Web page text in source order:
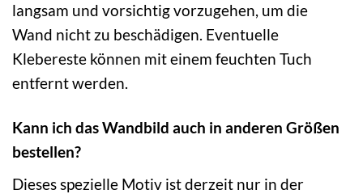
langsam und vorsichtig vorzugehen, um die
Wand nicht zu beschädigen. Eventuelle
Klebereste können mit einem feuchten Tuch
entfernt werden.
Kann ich das Wandbild auch in anderen Größen
bestellen?
Dieses spezielle Motiv ist derzeit nur in der